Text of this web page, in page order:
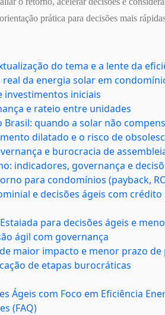
prática para decisões mais
do tema e a lente da
da energia solar em
investimentos iniciais
e rateio entre unidades
Brasil: quando a solar não
dilatado e o risco de
e burocracia de
indicadores, governança e
para condomínios (payback,
e decisões ágeis com
para decisões ágeis e
ágil com governança
maior impacto e menor prazo de
de etapas burocráticas
Ágeis com Foco em Eficiência
(FAQ)